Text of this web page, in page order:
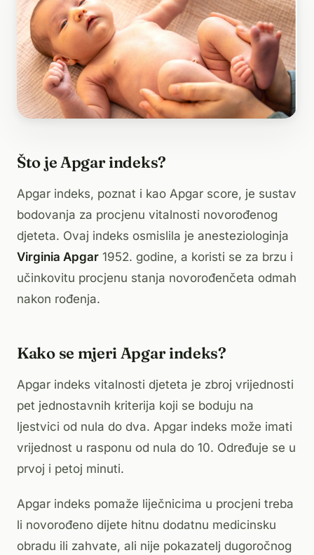
Što je Apgar indeks?
Apgar indeks, poznat i kao Apgar score, je sustav
bodovanja za procjenu vitalnosti novorođenog
djeteta. Ovaj indeks osmislila je anesteziologinja
Virginia Apgar 1952. godine, a koristi se za brzu i
učinkovitu procjenu stanja novorođenčeta odmah
nakon rođenja.
Kako se mjeri Apgar indeks?
Apgar indeks vitalnosti djeteta je zbroj vrijednosti
pet jednostavnih kriterija koji se boduju na
ljestvici od nula do dva. Apgar indeks može imati
vrijednost u rasponu od nula do 10. Određuje se u
prvoj i petoj minuti.
Apgar indeks pomaže liječnicima u procjeni treba
li novorođeno dijete hitnu dodatnu medicinsku
obradu ili zahvate, ali nije pokazatelj dugoročnog